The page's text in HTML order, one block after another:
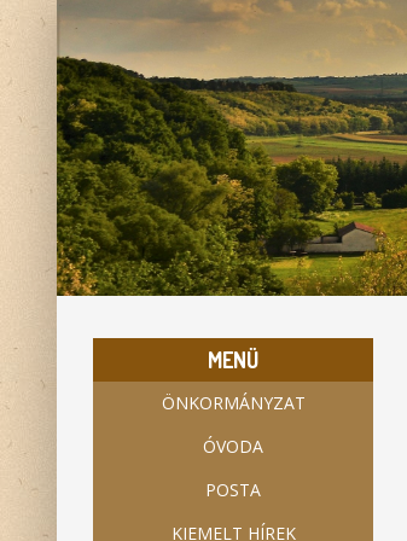
MENÜ
ÖNKORMÁNYZAT
ÓVODA
POSTA
KIEMELT HÍREK